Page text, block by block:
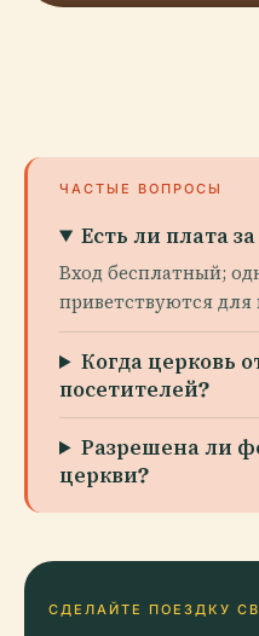
ЧАСТЫЕ ВОПРОСЫ
Есть ли плата
Вход бесплатный;
приветствуются
Когда церковь
посетителей?
Разрешена ли
церкви?
СДЕЛАЙТЕ ПОЕЗДКУ